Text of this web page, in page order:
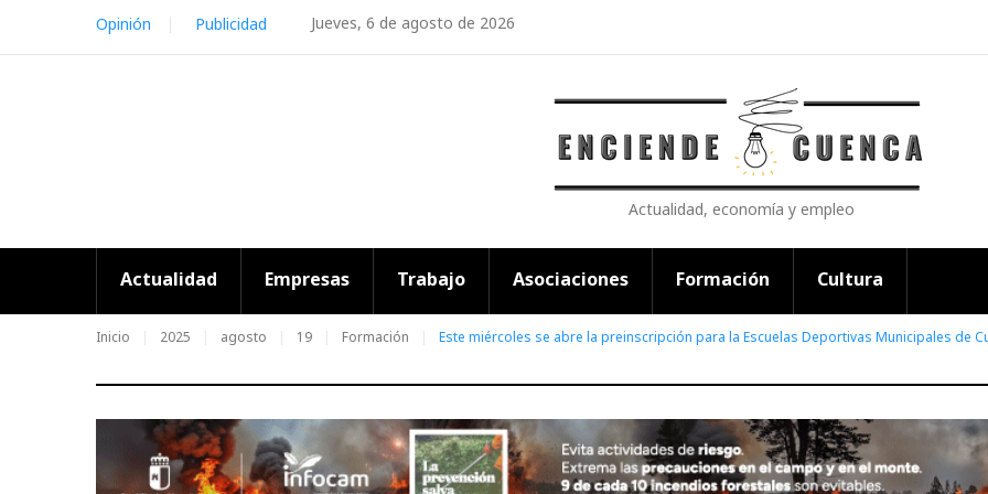
content
Jueves, 6 de agosto de 2026
Opinión Publicidad
Actualidad, economía y empleo
Actualidad Empresas Trabajo Asociaciones Formación Cultura
Inicio 2025 agosto 19 Formación Este miércoles se abre la preinscripción para la Escuelas Deportivas Municipales de